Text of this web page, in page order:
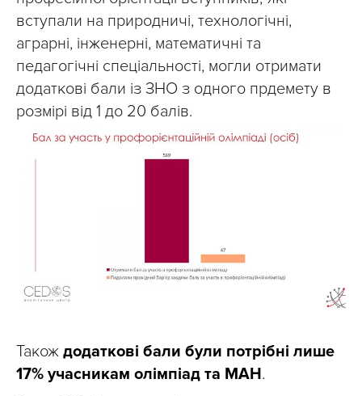
вступали на природничі, технологічні,
аграрні, інженерні, математичні та
педагогічні спеціальності, могли отримати
додаткові бали із ЗНО з одного прдемету в
розмірі від 1 до 20 балів.
Також додаткові бали були потрібні лише
17% учасникам олімпіад та МАН.